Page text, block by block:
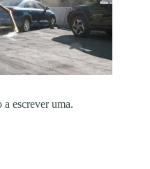
escrever uma.